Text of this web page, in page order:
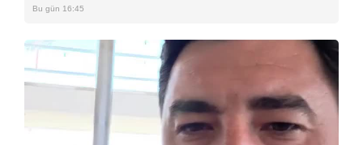
Bu gün 16:45